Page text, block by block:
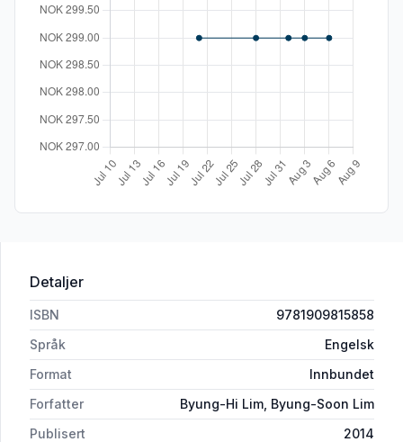
Detaljer
ISBN
9781909815858
Språk
Engelsk
Format
Innbundet
Forfatter
Byung-Hi Lim, Byung-Soon Lim
Publisert
2014